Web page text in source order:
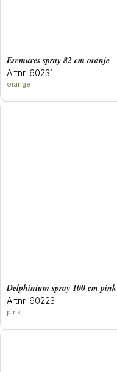
eremures spray 82 cm oranje
Artnr. 60231
orange
delphinium spray 100 cm pink
Artnr. 60223
pink